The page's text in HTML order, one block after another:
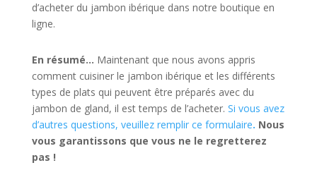
d’acheter du jambon ibérique dans notre boutique en
ligne.
En résumé… Maintenant que nous avons appris
comment cuisiner le jambon ibérique et les différents
types de plats qui peuvent être préparés avec du
jambon de gland, il est temps de l’acheter. Si vous avez
d’autres questions, veuillez remplir ce formulaire. Nous
vous garantissons que vous ne le regretterez
pas !